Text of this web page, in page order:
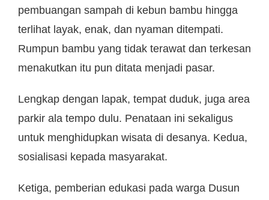
pembuangan sampah di kebun bambu hingga
terlihat layak, enak, dan nyaman ditempati.
Rumpun bambu yang tidak terawat dan terkesan
menakutkan itu pun ditata menjadi pasar.
Lengkap dengan lapak, tempat duduk, juga area
parkir ala tempo dulu. Penataan ini sekaligus
untuk menghidupkan wisata di desanya. Kedua,
sosialisasi kepada masyarakat.
Ketiga, pemberian edukasi pada warga Dusun